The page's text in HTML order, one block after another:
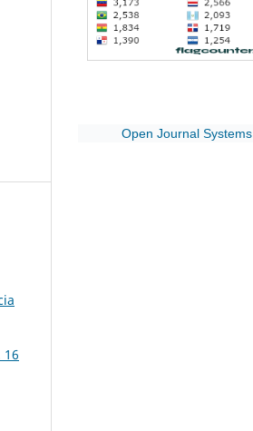
16
Open Journal Systems